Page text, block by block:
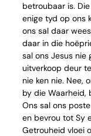
betroubaar is.
enige tyd op ons
ons sal daar
daar in die
sal ons Jesus nie
uitverkoop deur
nie ken nie. Nee,
by die Waarheid,
Ons sal ons
en bevrou tot Sy
Getrouheid vloei